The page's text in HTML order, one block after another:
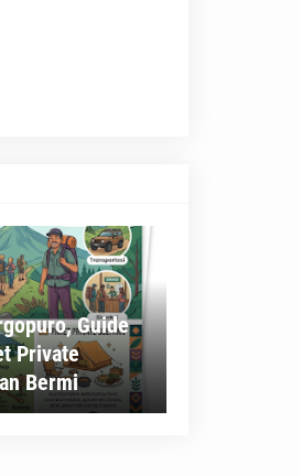
Guide
Private
Bermi